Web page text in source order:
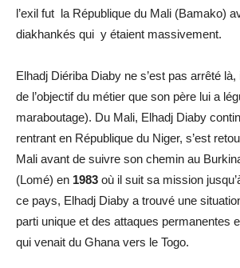
l’exil fut la République du Mali (Bamako)
diakhankés qui y étaient massivement.
Elhadj Diériba Diaby ne s’est pas arrêté là,
de l’objectif du métier que son père lui a
maraboutage). Du Mali, Elhadj Diaby
rentrant en République du Niger, s’est
Mali avant de suivre son chemin au
(Lomé) en 1983 où il suit sa mission
ce pays, Elhadj Diaby a trouvé une
parti unique et des attaques permanentes
qui venait du Ghana vers le Togo.